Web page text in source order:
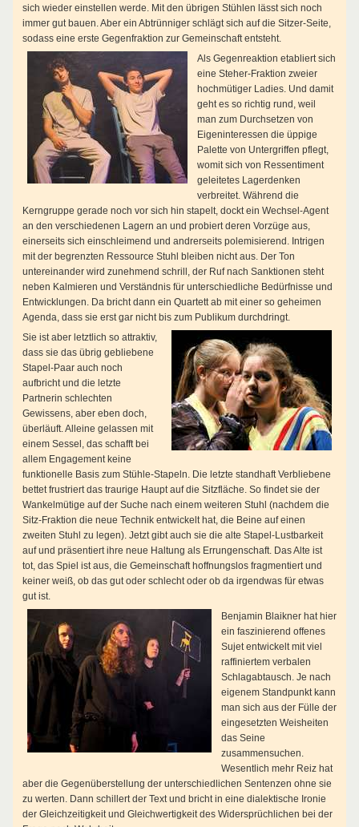
sich wieder einstellen werde. Mit den übrigen Stühlen lässt sich noch
immer gut bauen. Aber ein Abtrünniger schlägt sich auf die Sitzer-Seite,
sodass eine erste Gegenfraktion zur Gemeinschaft entsteht.
A ls Gegenreaktion etabliert sich
eine Steher-Fraktion zweier
hochmütiger Ladies. Und damit
geht es so richtig rund, weil
man zum Durchsetzen von
Eigeninteressen die üppige
Palette von Untergriffen pflegt,
womit sich von Ressentiment
geleitetes Lagerdenken
verbreitet. Während die
Kerngruppe gerade noch vor sich hin stapelt, dockt ein Wechsel-Agent
an den verschiedenen Lagern an und probiert deren Vorzüge aus,
einerseits sich einschleimend und andrerseits polemisierend. Intrigen
mit der begrenzten Ressource Stuhl bleiben nicht aus. Der Ton
untereinander wird zunehmend schrill, der Ruf nach Sanktionen steht
neben Kalmieren und Verständnis für unterschiedliche Bedürfnisse und
Entwicklungen. Da bricht dann ein Quartett ab mit einer so geheimen
Agenda, dass sie erst gar nicht bis zum Publikum durchdringt.
Sie ist aber letztlich so attraktiv,
dass sie das übrig gebliebene
Stapel-Paar auch noch
aufbricht und die letzte
Partnerin schlechten
Gewissens, aber eben doch,
überläuft. Alleine gelassen mit
einem Sessel, das schafft bei
allem Engagement keine
funktionelle Basis zum Stühle-Stapeln. Die letzte standhaft Verbliebene
bettet frustriert das traurige Haupt auf die Sitzfläche. So findet sie der
Wankelmütige auf der Suche nach einem weiteren Stuhl (nachdem die
Sitz-Fraktion die neue Technik entwickelt hat, die Beine auf einen
zweiten Stuhl zu legen). Jetzt gibt auch sie die alte Stapel-Lustbarkeit
auf und präsentiert ihre neue Haltung als Errungenschaft. Das Alte ist
tot, das Spiel ist aus, die Gemeinschaft hoffnungslos fragmentiert und
keiner weiß, ob das gut oder schlecht oder ob da irgendwas für etwas
gut ist.
Benjamin Blaikner hat hier
ein faszinierend offenes
Sujet entwickelt mit viel
raffiniertem verbalen
Schlagabtausch. Je nach
eigenem Standpunkt kann
man sich aus der Fülle der
eingesetzten Weisheiten
das Seine
zusammensuchen.
Wesentlich mehr Reiz hat
aber die Gegenüberstellung der unterschiedlichen Sentenzen ohne sie
zu werten. Dann schillert der Text und bricht in eine dialektische Ironie
der Gleichzeitigkeit und Gleichwertigkeit des Widersprüchlichen bei der